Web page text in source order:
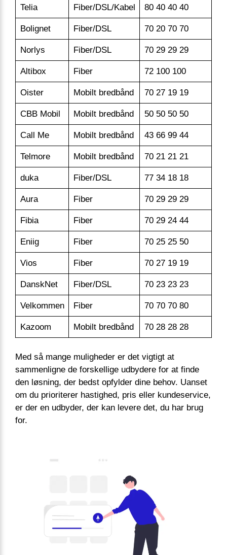
Telia Fiber/DSL/Kabel 80 40 40 40
Bolignet Fiber/DSL 70 20 70 70
Norlys Fiber/DSL 70 29 29 29
Altibox Fiber 72 100 100
Oister Mobilt bredbånd 70 27 19 19
CBB Mobil Mobilt bredbånd 50 50 50 50
Call Me Mobilt bredbånd 43 66 99 44
Telmore Mobilt bredbånd 70 21 21 21
duka Fiber/DSL 77 34 18 18
Aura Fiber 70 29 29 29
Fibia Fiber 70 29 24 44
Eniig Fiber 70 25 25 50
Vios Fiber 70 27 19 19
DanskNet Fiber/DSL 70 23 23 23
Velkommen Fiber 70 70 70 80
Kazoom Mobilt bredbånd 70 28 28 28
Med så mange muligheder er det vigtigt at
sammenligne de forskellige udbydere for at finde
den løsning, der bedst opfylder dine behov. Uanset
om du prioriterer hastighed, pris eller kundeservice,
er der en udbyder, der kan levere det, du har brug
for.